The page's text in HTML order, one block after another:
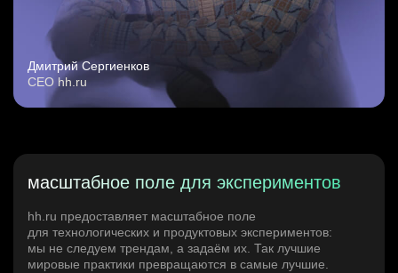
Дмитрий Сергиенков
CEO hh.ru
масштабное поле для экспериментов
hh.ru предоставляет масштабное поле
для технологических и продуктовых экспериментов:
мы не следуем трендам, а задаём их. Так лучшие
мировые практики превращаются в самые лучшие.